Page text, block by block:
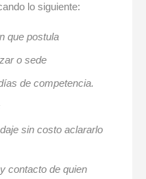
lo siguiente:
que postula
o sede
de competencia.
sin costo aclararlo
contacto de quien